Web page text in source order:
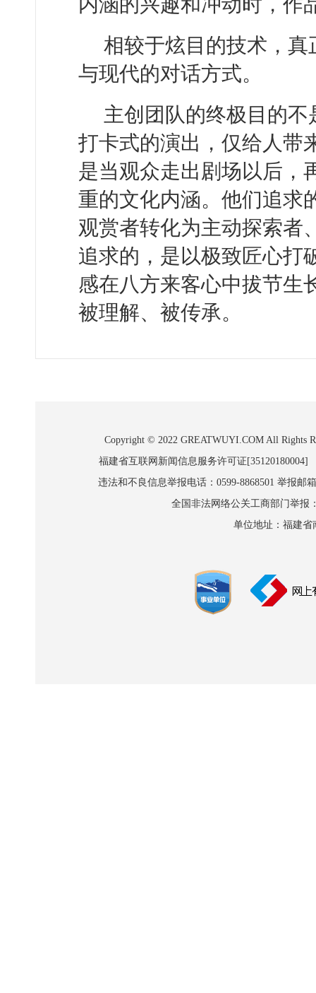
内涵的兴趣和冲动时，作
相较于炫目的技术，
与现代的对话方式。
主创团队的终极目的
打卡式的演出，仅给人带
是当观众走出剧场以后，
重的文化内涵。他们追求
观赏者转化为主动探索者
追求的，是以极致匠心打
感在八方来客心中拔节生
被理解、被传承。
Copyright © 2022 GREATWUYI.COM All Rights
福建省互联网新闻信息服务许可证
违法和不良信息举报电话：0599-8868501 举报邮
全国非法网络公关工商部门举报
单位地址：福建省